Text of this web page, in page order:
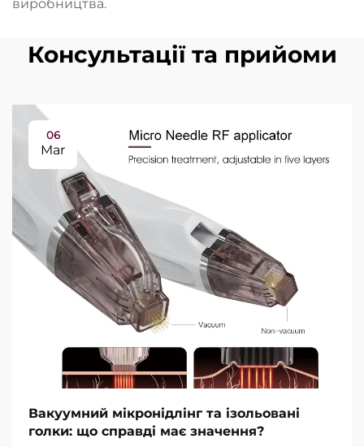
виробництва.
Консультації та прийоми
06
Mar
Вакуумний мікронідлінг та ізольовані
голки: що справді має значення?